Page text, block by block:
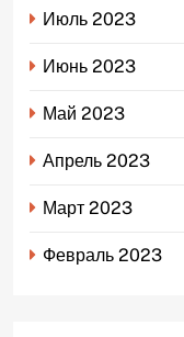
Июль 2023
Июнь 2023
Май 2023
Апрель 2023
Март 2023
Февраль 2023